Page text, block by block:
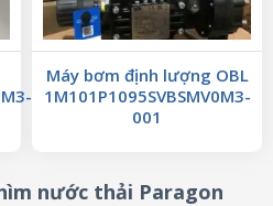
Máy bơm định lượng OBL
1M101P1095SVBSMV0M3-
001
nước thải Paragon